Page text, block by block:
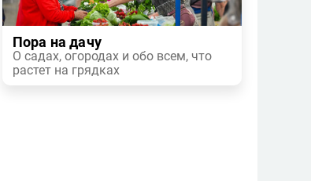
Пора на дачу
О садах, огородах и обо всем, что
растет на грядках